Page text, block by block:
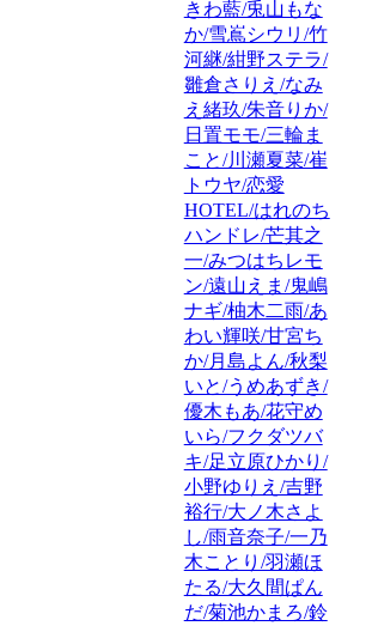
きわ藍/兎山もな
か/雪嶌シウリ/竹
河継/紺野ステラ/
雛倉さりえ/なみ
え緒玖/朱音りか/
日置モモ/三輪ま
こと/川瀬夏菜/崔
トウヤ/恋愛
HOTEL/はれのち
ハンドレ/芒其之
一/みつはちレモ
ン/遠山えま/鬼嶋
ナギ/柚木二雨/あ
わい輝咲/甘宮ち
か/月島よん/秋梨
いと/うめあずき/
優木もあ/花守め
いら/フクダツバ
キ/足立原ひかり/
小野ゆりえ/吉野
裕行/大ノ木さよ
し/雨音奈子/一乃
木ことり/羽瀬ほ
たる/大久間ぱん
だ/菊池かまろ/鈴